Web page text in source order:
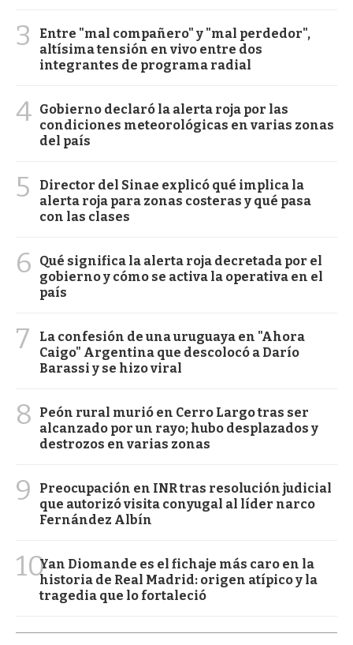
3
Entre "mal compañero" y "mal perdedor",
altísima tensión en vivo entre dos
integrantes de programa radial
4 Gobierno declaró la alerta roja por las
condiciones meteorológicas en varias zonas
del país
5
Director del Sinae explicó qué implica la
alerta roja para zonas costeras y qué pasa
con las clases
6
Qué significa la alerta roja decretada por el
gobierno y cómo se activa la operativa en el
país
7
La confesión de una uruguaya en "Ahora
Caigo" Argentina que descolocó a Darío
Barassi y se hizo viral
8
Peón rural murió en Cerro Largo tras ser
alcanzado por un rayo; hubo desplazados y
destrozos en varias zonas
9
Preocupación en INR tras resolución judicial
que autorizó visita conyugal al líder narco
Fernández Albín
10Yan Diomande es el fichaje más caro en la
historia de Real Madrid: origen atípico y la
tragedia que lo fortaleció